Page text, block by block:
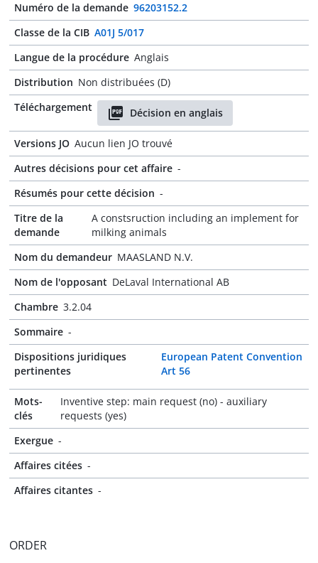
Numéro de la demande 96203152.2
Classe de la CIB A01J 5/017
Langue de la procédure Anglais
Distribution Non distribuées (D)
Téléchargement
Décision en anglais
Versions JO Aucun lien JO trouvé
Autres décisions pour cet affaire -
Résumés pour cette décision -
Titre de la
demande
A constsruction including an implement for
milking animals
Nom du demandeur MAASLAND N.V.
Nom de l'opposant DeLaval International AB
Chambre 3.2.04
Sommaire -
Dispositions juridiques
pertinentes
European Patent Convention
Art 56
Mots-
clés
Inventive step: main request (no) - auxiliary
requests (yes)
Exergue -
Affaires citées -
Affaires citantes -
ORDER